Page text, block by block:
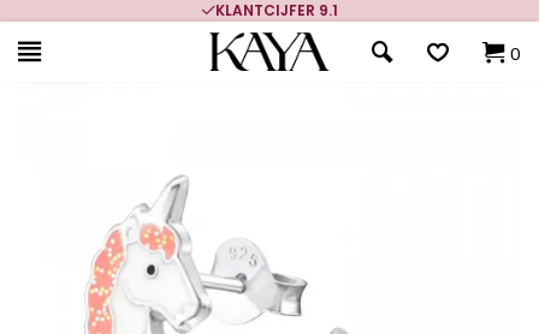
KLANTCIJFER 9.1
0